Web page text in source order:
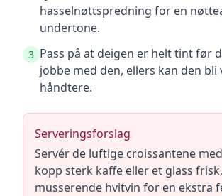
hasselnøttspredning for en
undertone.
3 Pass på at deigen er helt tint før
jobbe med den, ellers kan den bli
håndtere.
Serveringsforslag
Servér de luftige croissantene
kopp sterk kaffe eller et glass frisk,
musserende hvitvin for en ekstra